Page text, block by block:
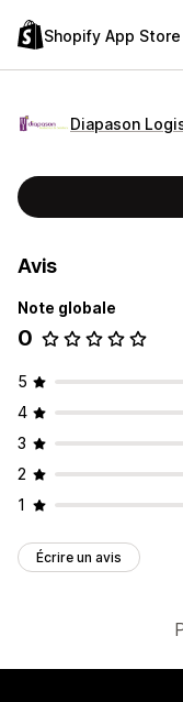
Shopify App Store
Diapason
Avis
Note globale
0
5
4
3
2
1
Écrire un avis